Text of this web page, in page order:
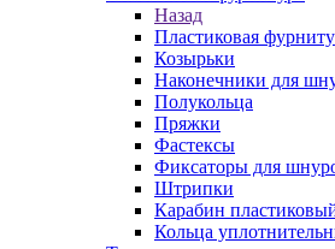
Назад
Пластиковая
Козырьки
Наконечники для
Полукольца
Пряжки
Фастексы
Фиксаторы для
Штрипки
Карабин
Кольца